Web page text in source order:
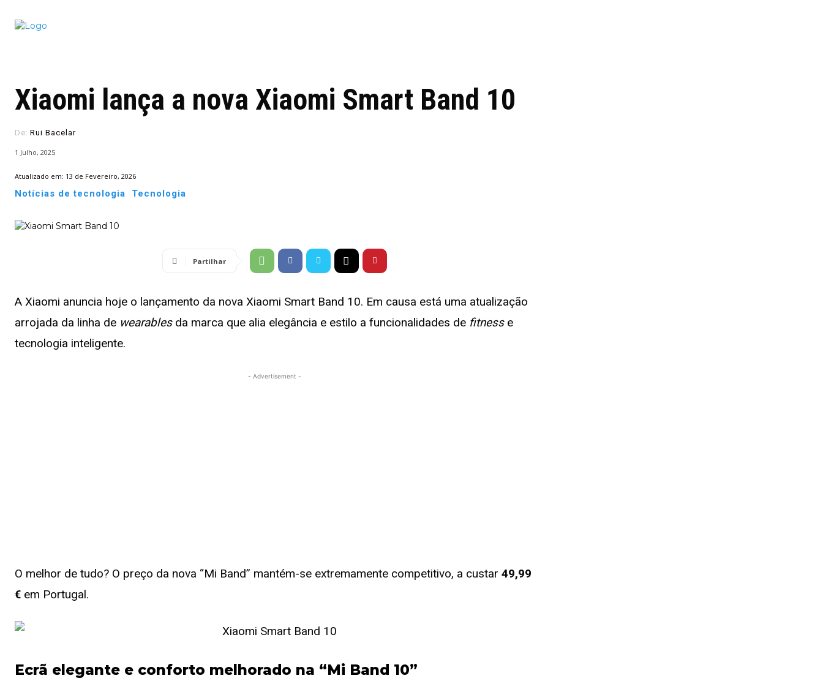
Xiaomi lança a nova Xiaomi Smart Band 10
De: Rui Bacelar
1 Julho, 2025
Atualizado em: 13 de Fevereiro, 2026
Notícias de tecnologia Tecnologia
Partilhar
A Xiaomi anuncia hoje o lançamento da nova Xiaomi Smart Band 10. Em causa está uma atualização
arrojada da linha de wearables da marca que alia elegância e estilo a funcionalidades de fitness e
tecnologia inteligente.
- Advertisement -
O melhor de tudo? O preço da nova “Mi Band” mantém-se extremamente competitivo, a custar 49,99
€ em Portugal.
Ecrã elegante e conforto melhorado na “Mi Band 10”